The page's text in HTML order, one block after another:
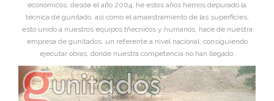
económicos, desde el año 2004, he estos años hemos depurado la
técnica de gunitado, asi como el amaestramiento de las superficies,
esto unido a nuestros equipos tñecnicos y humanos, hace de nuestra
empresa de gunitados, un referente a nivel nacional, consiguiendo
ejecutar obras, donde nuestra competencia no han llegado.